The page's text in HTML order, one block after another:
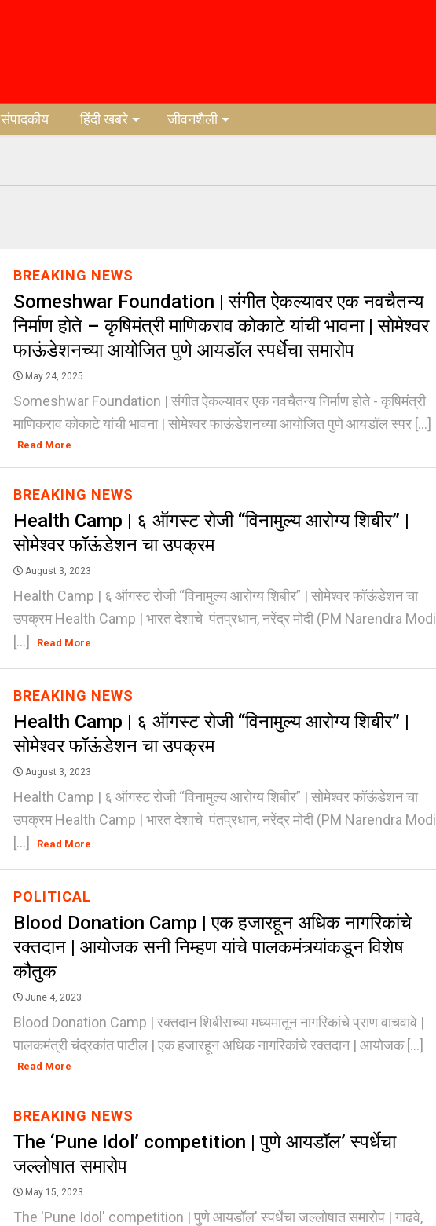
संपादकीय हिंदी खबरे जीवनशैली
BREAKING NEWS
Someshwar Foundation | संगीत ऐकल्यावर एक नवचैतन्य
निर्माण होते – कृषिमंत्री माणिकराव कोकाटे यांची भावना | सोमेश्वर
फाऊंडेशनच्या आयोजित पुणे आयडॉल स्पर्धेचा समारोप
May 24, 2025
Someshwar Foundation | संगीत ऐकल्यावर एक नवचैतन्य निर्माण होते - कृषिमंत्री
माणिकराव कोकाटे यांची भावना | सोमेश्वर फाऊंडेशनच्या आयोजित पुणे आयडॉल स्पर [...]
Read More
BREAKING NEWS
Health Camp | ६ ऑगस्ट रोजी “विनामुल्य आरोग्य शिबीर” |
सोमेश्वर फॉऊंडेशन चा उपक्रम
August 3, 2023
Health Camp | ६ ऑगस्ट रोजी “विनामुल्य आरोग्य शिबीर” | सोमेश्वर फॉऊंडेशन चा
उपक्रम Health Camp | भारत देशाचे पंतप्रधान, नरेंद्र मोदी (PM Narendra Modi
[...]
Read More
BREAKING NEWS
Health Camp | ६ ऑगस्ट रोजी “विनामुल्य आरोग्य शिबीर” |
सोमेश्वर फॉऊंडेशन चा उपक्रम
August 3, 2023
Health Camp | ६ ऑगस्ट रोजी “विनामुल्य आरोग्य शिबीर” | सोमेश्वर फॉऊंडेशन चा
उपक्रम Health Camp | भारत देशाचे पंतप्रधान, नरेंद्र मोदी (PM Narendra Modi
[...]
Read More
POLITICAL
Blood Donation Camp | एक हजारहून अधिक नागरिकांचे
रक्तदान | आयोजक सनी निम्हण यांचे पालकमंत्र्यांकडून विशेष
कौतुक
June 4, 2023
Blood Donation Camp | रक्तदान शिबीराच्या मध्यमातून नागरिकांचे प्राण वाचवावे |
पालकमंत्री चंद्रकांत पाटील | एक हजारहून अधिक नागरिकांचे रक्तदान | आयोजक [...]
Read More
BREAKING NEWS
The ‘Pune Idol’ competition | पुणे आयडॉल’ स्पर्धेचा
जल्लोषात समारोप
May 15, 2023
The 'Pune Idol' competition | पुणे आयडॉल' स्पर्धेचा जल्लोषात समारोप | गाढवे,